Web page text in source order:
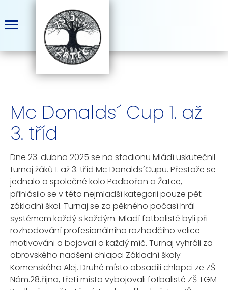
Mc Donalds´ Cup 1. až
3. tříd
Dne 23. dubna 2025 se na stadionu Mládí uskutečnil
turnaj žáků 1. až 3. tříd Mc Donalds´Cupu. Přestože se
jednalo o společné kolo Podbořan a Žatce,
přihlásilo se v této nejmladší kategorii pouze pět
základní škol. Turnaj se za pěkného počasí hrál
systémem každý s každým. Mladí fotbalisté byli při
rozhodování profesionálního rozhodčího velice
motivováni a bojovali o každý míč. Turnaj vyhráli za
obrovského nadšení chlapci Základní školy
Komenského Alej. Druhé místo obsadili chlapci ze ZŠ
Nám.28.října, třetí místo vybojovali fotbalisté ZŠ TGM